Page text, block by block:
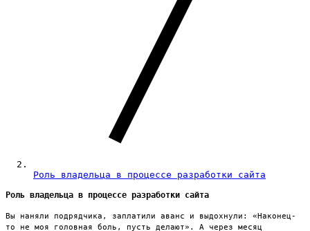
Роль владельца в процессе разработки сайта
Роль владельца в процессе разработки сайта
Вы наняли подрядчика, заплатили аванс и выдохнули: «Наконец-
то не моя головная боль, пусть делают». А через месяц